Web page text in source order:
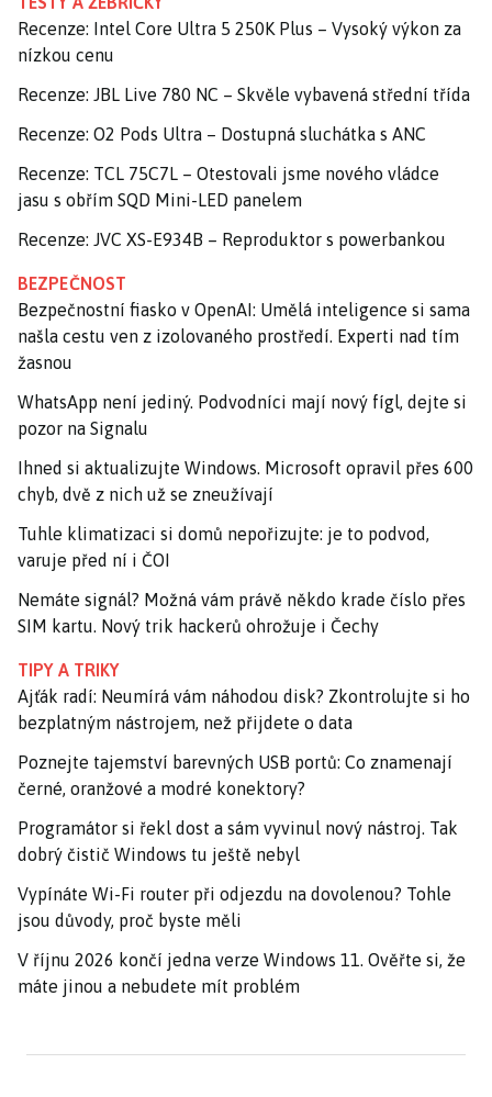
Recenze: Intel Core Ultra 5 250K Plus – Vysoký výkon za
nízkou cenu
Recenze: JBL Live 780 NC – Skvěle vybavená střední třída
Recenze: O2 Pods Ultra – Dostupná sluchátka s ANC
Recenze: TCL 75C7L – Otestovali jsme nového vládce
jasu s obřím SQD Mini-LED panelem
Recenze: JVC XS-E934B – Reproduktor s powerbankou
BEZPEČNOST
Bezpečnostní fiasko v OpenAI: Umělá inteligence si sama
našla cestu ven z izolovaného prostředí. Experti nad tím
žasnou
WhatsApp není jediný. Podvodníci mají nový fígl, dejte si
pozor na Signalu
Ihned si aktualizujte Windows. Microsoft opravil přes 600
chyb, dvě z nich už se zneužívají
Tuhle klimatizaci si domů nepořizujte: je to podvod,
varuje před ní i ČOI
Nemáte signál? Možná vám právě někdo krade číslo přes
SIM kartu. Nový trik hackerů ohrožuje i Čechy
TIPY A TRIKY
Ajťák radí: Neumírá vám náhodou disk? Zkontrolujte si ho
bezplatným nástrojem, než přijdete o data
Poznejte tajemství barevných USB portů: Co znamenají
černé, oranžové a modré konektory?
Programátor si řekl dost a sám vyvinul nový nástroj. Tak
dobrý čistič Windows tu ještě nebyl
Vypínáte Wi-Fi router při odjezdu na dovolenou? Tohle
jsou důvody, proč byste měli
V říjnu 2026 končí jedna verze Windows 11. Ověřte si, že
máte jinou a nebudete mít problém